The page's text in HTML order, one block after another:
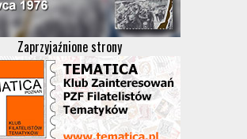
Zaprzyjaźnione strony